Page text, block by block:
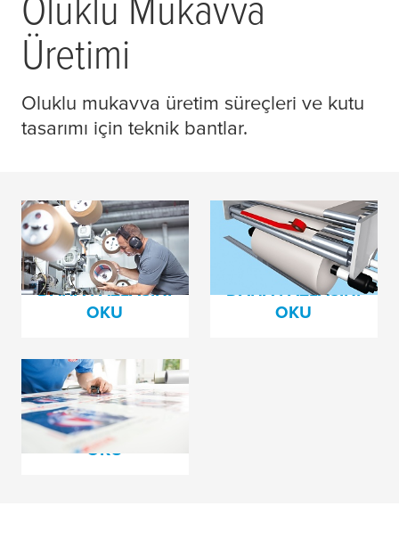
Üretimi
Oluklu mukavva üretim süreçleri ve kutu
tasarımı için teknik bantlar.
Oluklu Tasarım
Bantları
DAHA FAZLASINI
OKU
Oluklu Mukavva
Üretimi için Ekleme
Bantları
DAHA FAZLASINI
OKU
tesaprint® Film ve
Bez Bantlar
DAHA FAZLASINI
OKU